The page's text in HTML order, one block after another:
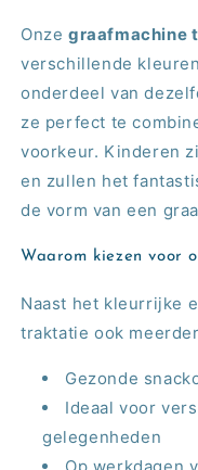
Onze graafmachine
verschillende
onderdeel van
ze perfect te
voorkeur. Kinderen
en zullen het
de vorm van een
Waarom kiezen voor
Naast het kleurrijke
traktatie ook
Gezonde
Ideaal voor
gelegenheden